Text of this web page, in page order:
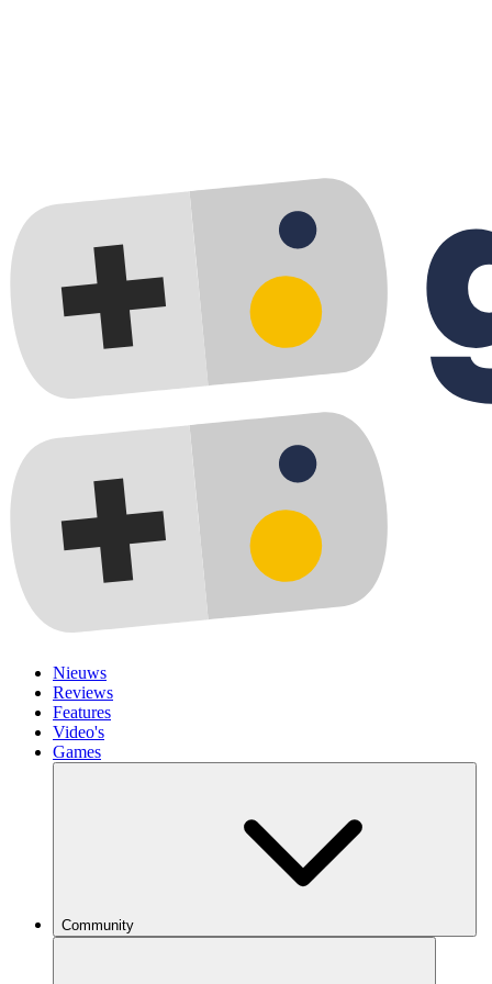
Nieuws
Reviews
Features
Video's
Games
Community